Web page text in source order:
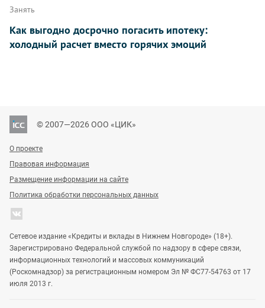
Занять
Как выгодно досрочно погасить ипотеку:
холодный расчет вместо горячих эмоций
© 2007—2026 ООО «ЦИК»
О проекте
Правовая информация
Размещение информации на сайте
Политика обработки персональных данных
Сетевое издание «Кредиты и вклады в Нижнем Новгороде» (18+).
Зарегистрировано Федеральной службой по надзору в сфере связи,
информационных технологий и массовых коммуникаций
(Роскомнадзор) за регистрационным номером Эл № ФС77-54763 от 17
июля 2013 г.